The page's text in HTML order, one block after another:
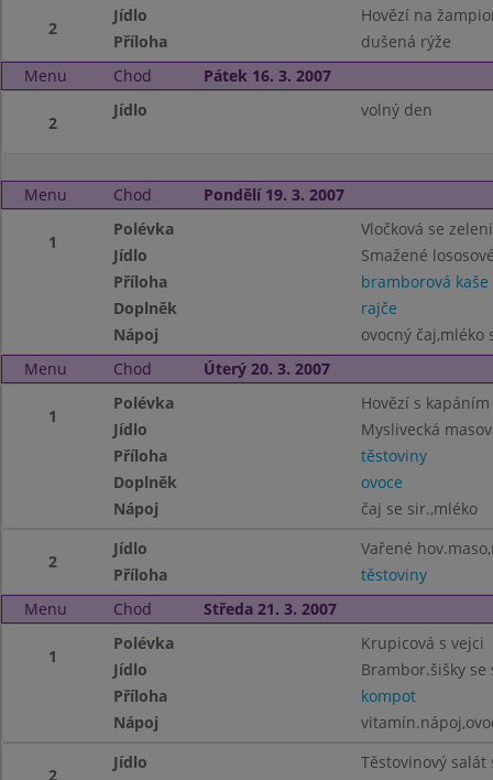
2
Jídlo
Hovězí na
Příloha
dušená rýže
Menu
Chod Pátek 16. 3. 2007
2
Jídlo volný den
Menu Chod Pondělí 19. 3. 2007
1
Polévka
Vločková se
Jídlo
Smažené
Příloha
bramborová kaše
Doplněk
rajče
Nápoj
ovocný
Menu
Chod Úterý 20. 3. 2007
1
Polévka
Hovězí s kapáním
Jídlo
Myslivecká
Příloha
těstoviny
Doplněk
ovoce
Nápoj
čaj se sir.,mléko
2
Jídlo
Vařené
Příloha
těstoviny
Menu
Chod Středa 21. 3. 2007
1
Polévka
Krupicová s vejci
Jídlo
Brambor.šišky se
Příloha
kompot
Nápoj
2
Jídlo
Těstovinový salát